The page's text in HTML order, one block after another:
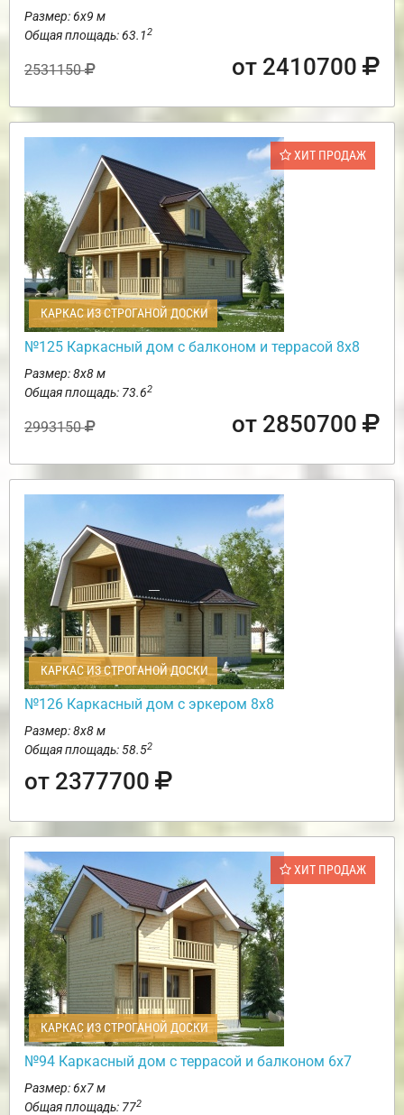
Размер: 6х9 м
Общая площадь: 63.12
2531150 от 2410700
ХИТ ПРОДАЖ
КАРКАС ИЗ СТРОГАНОЙ ДОСКИ
№125 Каркасный дом с балконом и террасой 8х8
Размер: 8х8 м
Общая площадь: 73.62
2993150 от 2850700
КАРКАС ИЗ СТРОГАНОЙ ДОСКИ
№126 Каркасный дом с эркером 8х8
Размер: 8х8 м
Общая площадь: 58.52
от 2377700
ХИТ ПРОДАЖ
КАРКАС ИЗ СТРОГАНОЙ ДОСКИ
№94 Каркасный дом с террасой и балконом 6х7
Размер: 6х7 м
Общая площадь: 772